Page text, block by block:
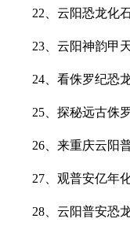
22、云阳恐龙化
23、云阳神韵甲
24、看侏罗纪恐
25、探秘远古侏
26、来重庆云阳
27、观普安亿年
28、云阳普安恐